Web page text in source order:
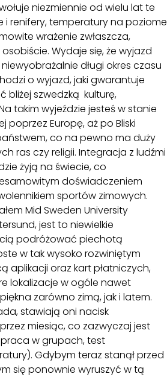
niezmiennie od wielu lat te
i renifery, temperatury na poziome
wrażenie zwłaszcza,
Wydaje się, że wyjazd
długi okres czasu
o wyjazd, jaki gwarantuje
bliżej szwedzką kulturę,
takim wyjeździe jesteś w stanie
poprzez Europę, aż po Bliski
co na pewno ma duży
ras czy religii. Integracja z ludźmi
żyją na świecie, co
doświadczeniem
sportów zimowych.
Mid Sweden University
jest to niewielkie
podróżować piechotą
w tak wysoko rozwiniętym
aplikacji oraz kart płatniczych,
lokalizacje w ogóle nawet
zarówno zimą, jak i latem.
stawiają oni nacisk
miesiąc, co zazwyczaj jest
w grupach, test
Gdybym teraz stanął przed
się ponownie wyruszyć w tą